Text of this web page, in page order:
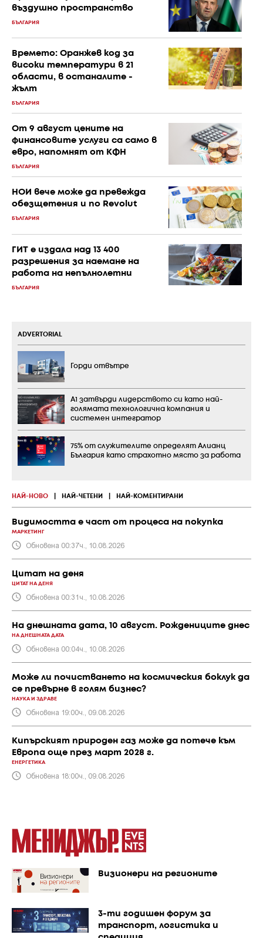
въздушно пространство
БЪЛГАРИЯ
Времето: Оранжев код за
високи температури в 21
области, в останалите -
жълт
БЪЛГАРИЯ
От 9 август цените на
финансовите услуги са само в
евро, напомнят от КФН
БЪЛГАРИЯ
НОИ вече може да превежда
обезщетения и по Revolut
БЪЛГАРИЯ
ГИТ е издала над 13 400
разрешения за наемане на
работа на непълнолетни
БЪЛГАРИЯ
НАЙ-НОВО НАЙ-ЧЕТЕНИ НАЙ-КОМЕНТИРАНИ
Видимостта е част от процеса на покупка
МАРКЕТИНГ
Обновена 00:37ч., 10.08.2026
Цитат на деня
ЦИТАТ НА ДЕНЯ
Обновена 00:31ч., 10.08.2026
На днешната дата, 10 август. Рождениците днес
НА ДНЕШНАТА ДАТА
Обновена 00:04ч., 10.08.2026
Може ли почистването на космическия боклук да
се превърне в голям бизнес?
НАУКА И ЗДРАВЕ
Обновена 19:00ч., 09.08.2026
Кипърският природен газ може да потече към
Европа още през март 2028 г.
ЕНЕРГЕТИКА
Обновена 18:00ч., 09.08.2026
ADVERTORIAL
Горди отвътре
А1 затвърди лидерството си като най-
голямата технологична компания и
системен интегратор
75% от служителите определят Алианц
България като страхотно място за работа
Визионери на регионите
3-ти годишен форум за
транспорт, логистика и